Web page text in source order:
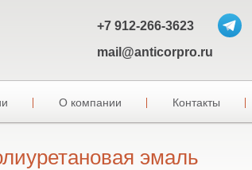
+7 912-266-3623
mail@anticorpro.ru
О компании Контакты
эмаль